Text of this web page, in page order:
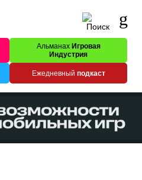
Альманах Игровая
Индустрия
Ежедневный подкаст